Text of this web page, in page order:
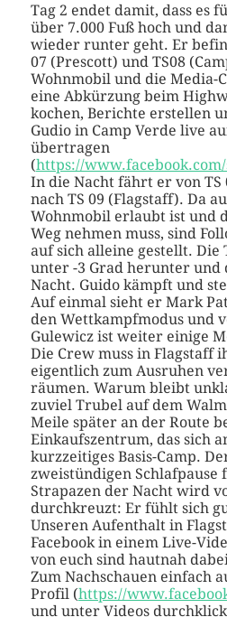
Tag 2 endet damit, dass es
über 7.000 Fuß hoch und
wieder runter geht. Er
07 (Prescott) und TS08
Wohnmobil und die Media-
eine Abkürzung beim
kochen, Berichte erstellen
Gudio in Camp Verde live
übertragen
(https://
In die Nacht fährt er von TS
nach TS 09 (Flagstaff). Da
Wohnmobil erlaubt ist und
Weg nehmen muss, sind
auf sich alleine gestellt.
unter -3 Grad herunter und
Nacht. Guido kämpft und
Auf einmal sieht er Mark
den Wettkampfmodus und
Gulewicz ist weiter einige
Die Crew muss in Flagstaff
eigentlich zum Ausruhen
räumen. Warum bleibt
zuviel Trubel auf dem
Meile später an der Route
Einkaufszentrum, das sich
kurzzeitiges Basis-Camp.
zweistündigen Schlafpause
Strapazen der Nacht wird
durchkreuzt: Er fühlt sich
Unseren Aufenthalt in
Facebook in einem Live-
von euch sind hautnah
Zum Nachschauen einfach
Profil (https://
und unter Videos